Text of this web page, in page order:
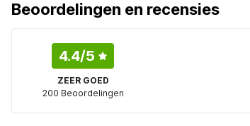
Beoordelingen en recensies
4.4/5
ZEER GOED
200 Beoordelingen